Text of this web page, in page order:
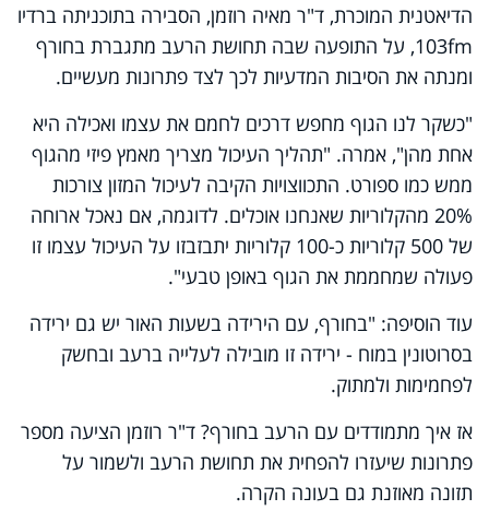
הדיאטנית המוכרת, ד"ר מאיה רוזמן, הסבירה בתוכניתה ברדיו
103fm, על התופעה שבה תחושת הרעב מתגברת בחורף
ומנתה את הסיבות המדעיות לכך לצד פתרונות מעשיים.
"כשקר לנו הגוף מחפש דרכים לחמם את עצמו ואכילה היא
אחת מהן", אמרה. "תהליך העיכול מצריך מאמץ פיזי מהגוף
ממש כמו ספורט. התכווצויות הקיבה לעיכול המזון צורכות
20% מהקלוריות שאנחנו אוכלים. לדוגמה, אם נאכל ארוחה
של 500 קלוריות כ-100 קלוריות יתבזבזו על העיכול עצמו זו
פעולה שמחממת את הגוף באופן טבעי".
עוד הוסיפה: "בחורף, עם הירידה בשעות האור יש גם ירידה
בסרוטונין במוח - ירידה זו מובילה לעלייה ברעב ובחשק
לפחמימות ולמתוק.
אז איך מתמודדים עם הרעב בחורף? ד"ר רוזמן הציעה מספר
פתרונות שיעזרו להפחית את תחושת הרעב ולשמור על
תזונה מאוזנת גם בעונה הקרה.